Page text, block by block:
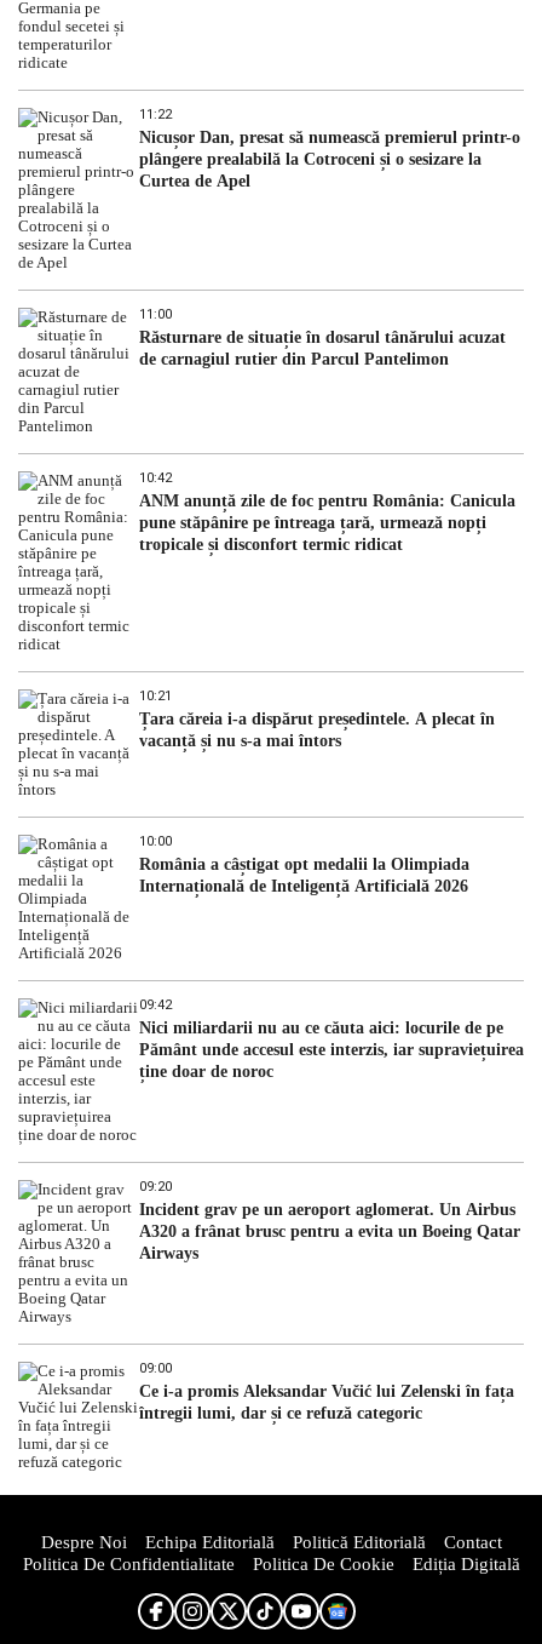
11:22
Nicușor Dan, presat să numească premierul printr-o
plângere prealabilă la Cotroceni și o sesizare la
Curtea de Apel
11:00
Răsturnare de situație în dosarul tânărului acuzat
de carnagiul rutier din Parcul Pantelimon
10:42
ANM anunță zile de foc pentru România: Canicula
pune stăpânire pe întreaga țară, urmează nopți
tropicale și disconfort termic ridicat
10:21
Țara căreia i-a dispărut președintele. A plecat în
vacanță și nu s-a mai întors
10:00
România a câștigat opt medalii la Olimpiada
Internațională de Inteligență Artificială 2026
09:42
Nici miliardarii nu au ce căuta aici: locurile de pe
Pământ unde accesul este interzis, iar supraviețuirea
ține doar de noroc
09:20
Incident grav pe un aeroport aglomerat. Un Airbus
A320 a frânat brusc pentru a evita un Boeing Qatar
Airways
09:00
Ce i-a promis Aleksandar Vučić lui Zelenski în fața
întregii lumi, dar și ce refuză categoric
Despre Noi Echipa Editorială Politică Editorială
Contact
Politica De Confidentialitate
Politica De Cookie Ediția Digitală